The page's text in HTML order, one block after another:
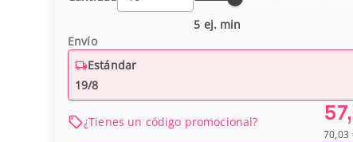
5 ej. min
Envío
Estándar
19/8
¿Tienes un código promocional?
70,03